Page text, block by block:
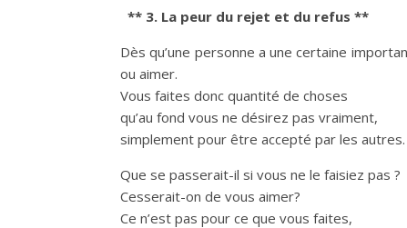
** 3. La peur du rejet et du refus **
Dès qu’une personne a une certaine
ou aimer.
Vous faites donc quantité de choses
qu’au fond vous ne désirez pas vraiment,
simplement pour être accepté par les autres.
Que se passerait-il si vous ne le faisiez pas ?
Cesserait-on de vous aimer?
Ce n’est pas pour ce que vous faites,